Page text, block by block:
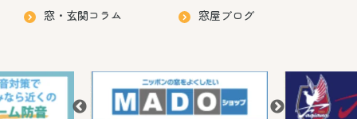
窓・玄関コラム
窓屋ブログ